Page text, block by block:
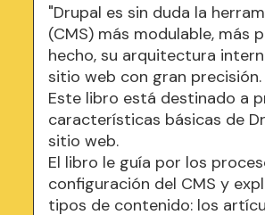
"Drupal es sin duda la
(CMS) más modulable, más
hecho, su arquitectura
sitio web con gran precisión.
Este libro está destinado a
características básicas de
sitio web.
El libro le guía por los
configuración del CMS y
tipos de contenido: los